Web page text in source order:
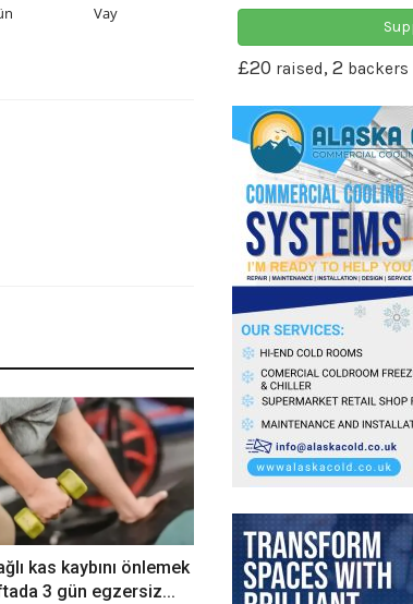
Vay
kas kaybını önlemek
3 gün egzersiz...